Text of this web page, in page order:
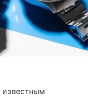
известным